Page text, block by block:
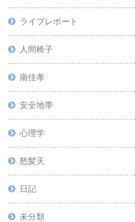
ライブレポート
人間椅子
南佳孝
安全地帯
心理学
怒髪天
日記
未分類